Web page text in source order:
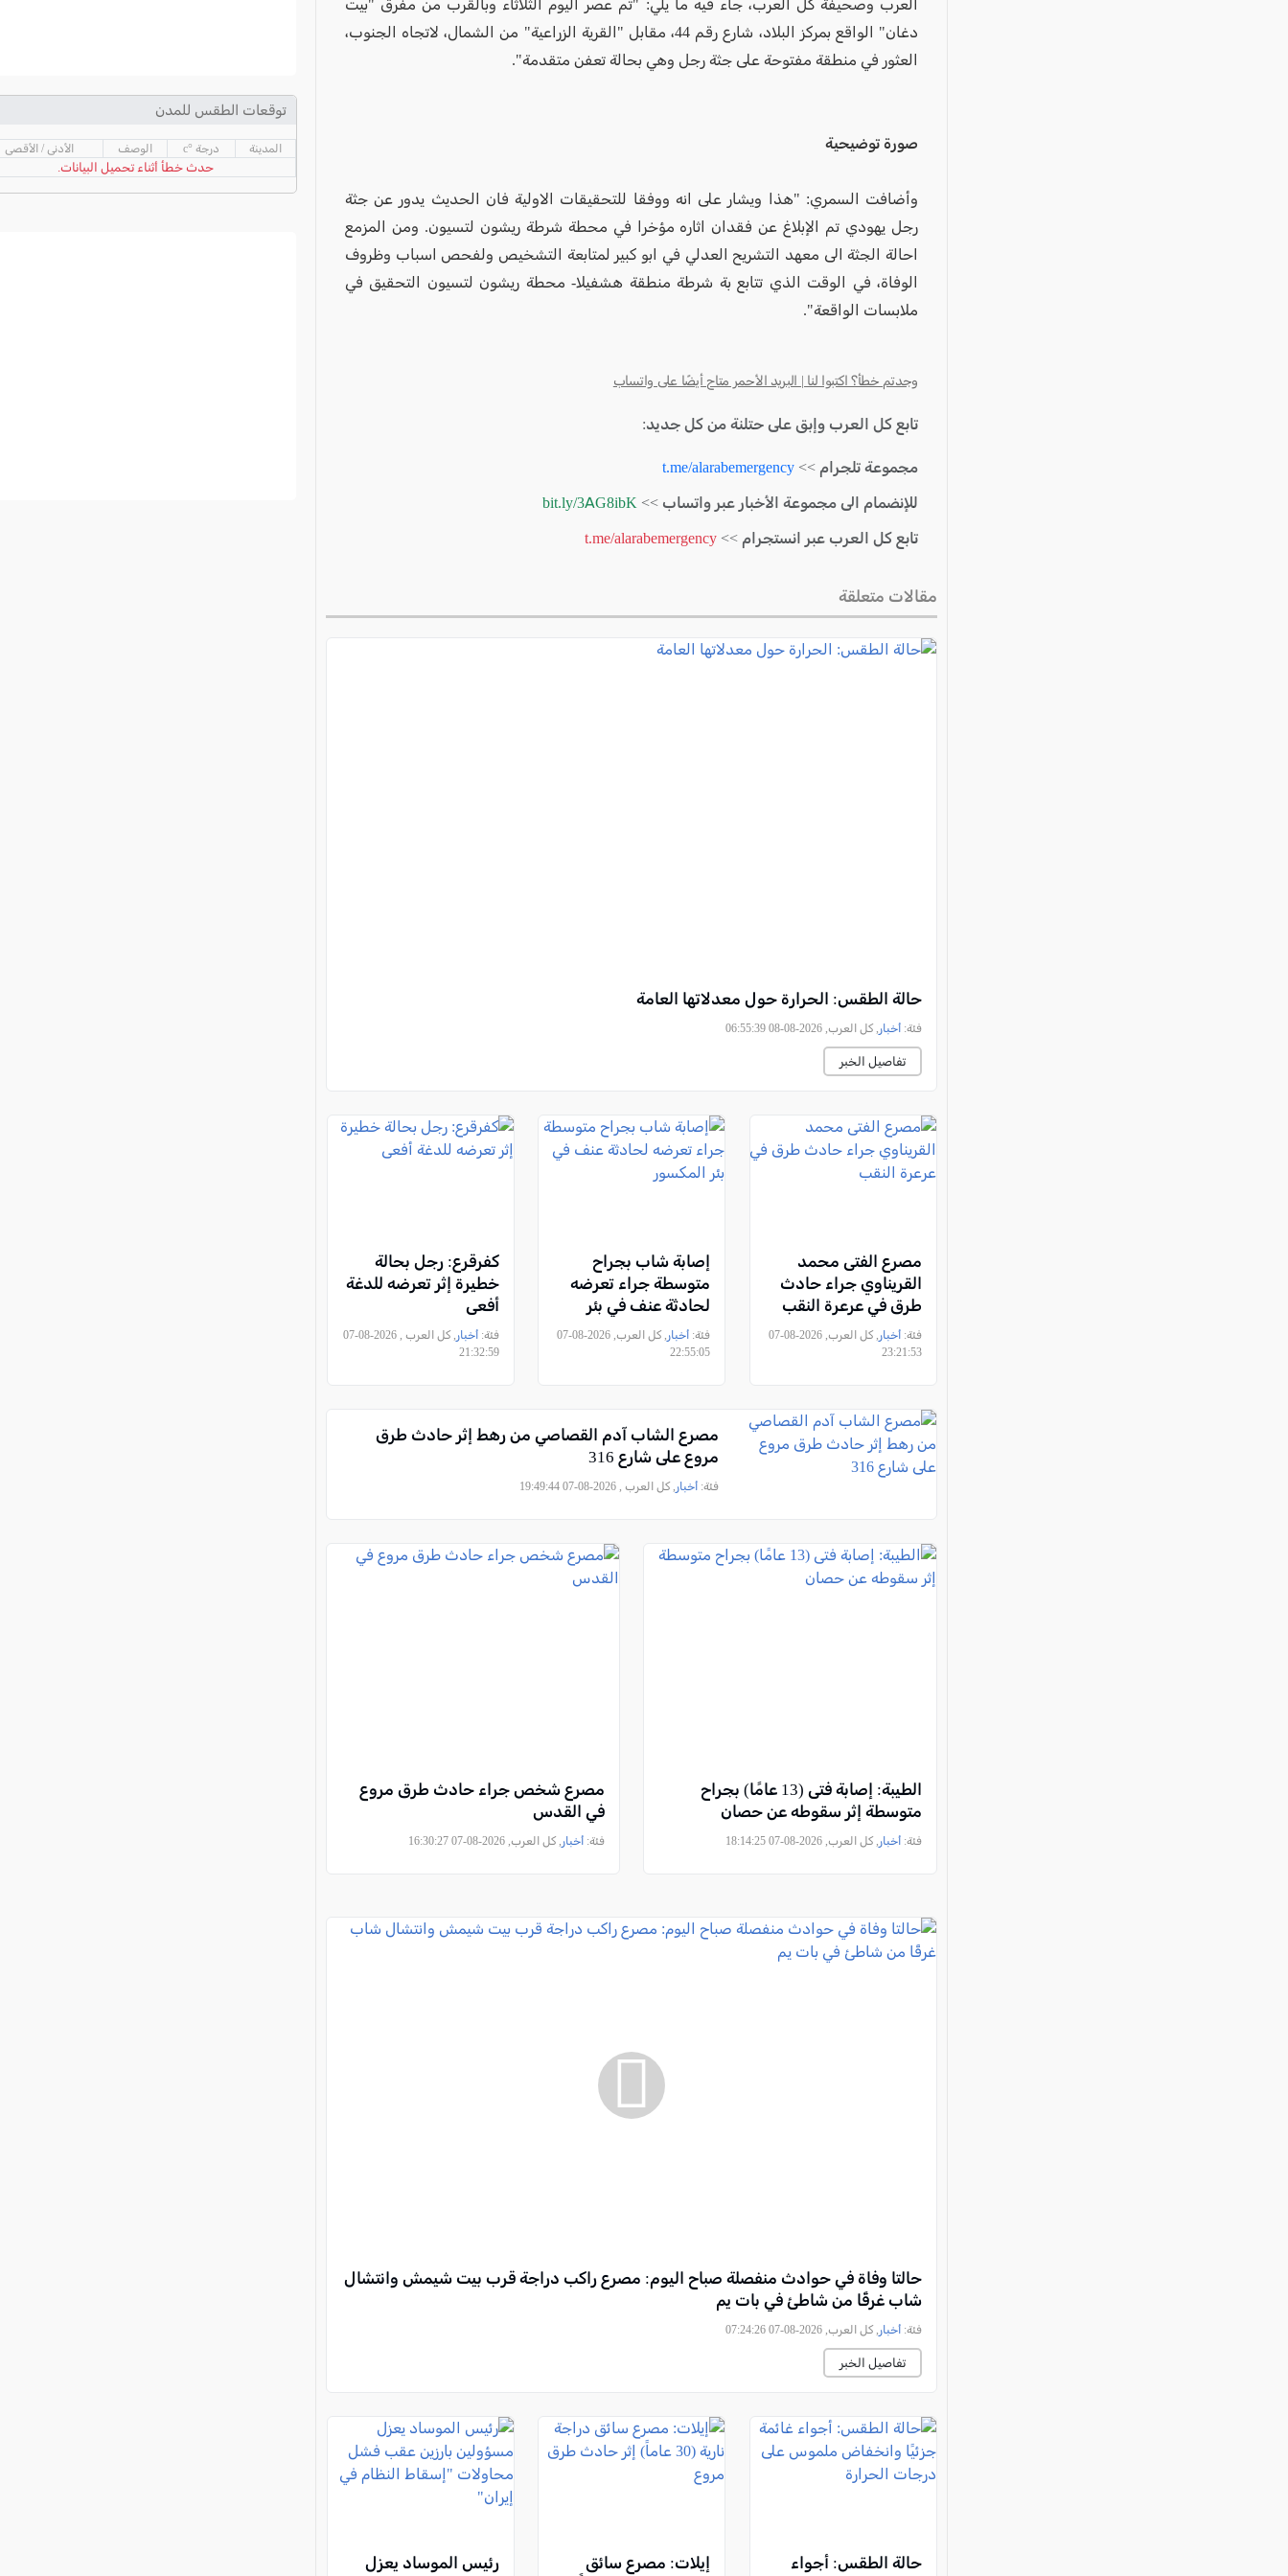
العرب وصحيفة كل العرب، جاء فيه ما يلي: "تم عصر اليوم الثلاثاء وبالقرب من مفرق "بيت
دغان" الواقع بمركز البلاد، شارع رقم 44، مقابل "القرية الزراعية" من الشمال، لاتجاه الجنوب،
العثور في منطقة مفتوحة على جثة رجل وهي بحالة تعفن متقدمة".
صورة توضيحية
وأضافت السمري: "هذا ويشار على انه ووفقا للتحقيقات الاولية فان الحديث يدور عن جثة
رجل يهودي تم الإبلاغ عن فقدان اثاره مؤخرا في محطة شرطة ريشون لتسيون. ومن المزمع
احالة الجثة الى معهد التشريح العدلي في ابو كبير لمتابعة التشخيص ولفحص اسباب وظروف
الوفاة، في الوقت الذي تتابع بة شرطة منطقة هشفيلا- محطة ريشون لتسيون التحقيق في
ملابسات الواقعة".
وجدتم خطأ؟ اكتبوا لنا | البريد الأحمر متاح أيضًا على واتساب
تابع كل العرب وإبق على حتلنة من كل جديد:
مجموعة تلجرام >> t.me/alarabemergency
للإنضمام الى مجموعة الأخبار عبر واتساب >> bit.ly/3AG8ibK
تابع كل العرب عبر انستجرام >> t.me/alarabemergency
مقالات متعلقة
حالة الطقس: الحرارة حول معدلاتها العامة
فئة: أخبار , كل العرب, 2026-08-08 06:55:39
تفاصيل الخبر
مصرع الفتى محمد
القريناوي جراء حادث
طرق في عرعرة النقب
فئة: أخبار
, كل العرب, 2026-08-07
23:21:53
إصابة شاب بجراح
متوسطة جراء تعرضه
لحادثة عنف في بئر
المكسور
فئة: أخبار
, كل العرب, 2026-08-07
22:55:05
كفرقرع: رجل بحالة
خطيرة إثر تعرضه للدغة
أفعى
فئة:أخبار
, كل العرب , 2026-08-07
21:32:59
مصرع الشاب آدم القصاصي من رهط إثر حادث طرق
مروع على شارع 316
فئة: أخبار , كل العرب , 2026-08-07 19:49:44
الطيبة: إصابة فتى (13 عامًا) بجراح
متوسطة إثر سقوطه عن حصان
فئة: أخبار , كل العرب, 2026-08-07 18:14:25
مصرع شخص جراء حادث طرق مروع
في القدس
فئة: أخبار , كل العرب, 2026-08-07 16:30:27
حالتا وفاة في حوادث منفصلة صباح اليوم: مصرع راكب دراجة قرب بيت شيمش وانتشال
شاب غرقًا من شاطئ في بات يم
فئة: أخبار , كل العرب, 2026-08-07 07:24:26
تفاصيل الخبر
حالة الطقس: أجواء
إيلات: مصرع سائق
رئيس الموساد يعزل
توقعات الطقس للمدن
المدينة درجة °c الوصف الأدنى / الأقصى
حدث خطأ أثناء تحميل البيانات.